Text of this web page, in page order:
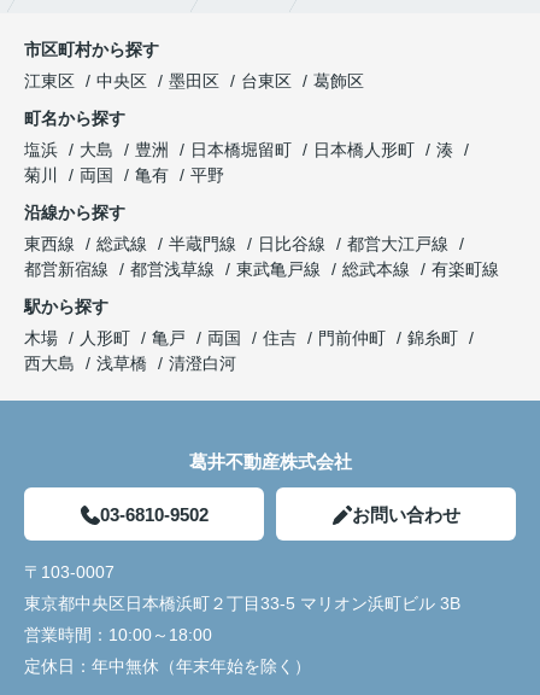
市区町村から探す
江東区
中央区 墨田区 台東区
葛飾区
町名から探す
塩浜
大島 豊洲 日本橋堀留町 日本橋人形町
湊
菊川
両国 亀有
平野
沿線から探す
東西線
総武線 半蔵門線 日比谷線
都営大江戸線
都営新宿線
都営浅草線 東武亀戸線 総武本線
有楽町線
駅から探す
木場
人形町 亀戸 両国 住吉 門前仲町
錦糸町
西大島
浅草橋 清澄白河
葛井不動産株式会社
03-6810-9502 お問い合わせ
〒103-0007
東京都中央区日本橋浜町２丁目33-5 マリオン浜町ビル 3B
営業時間： 10:00～18:00
定休日： 年中無休（年末年始を除く）